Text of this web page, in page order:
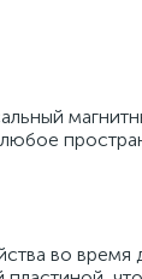
во время